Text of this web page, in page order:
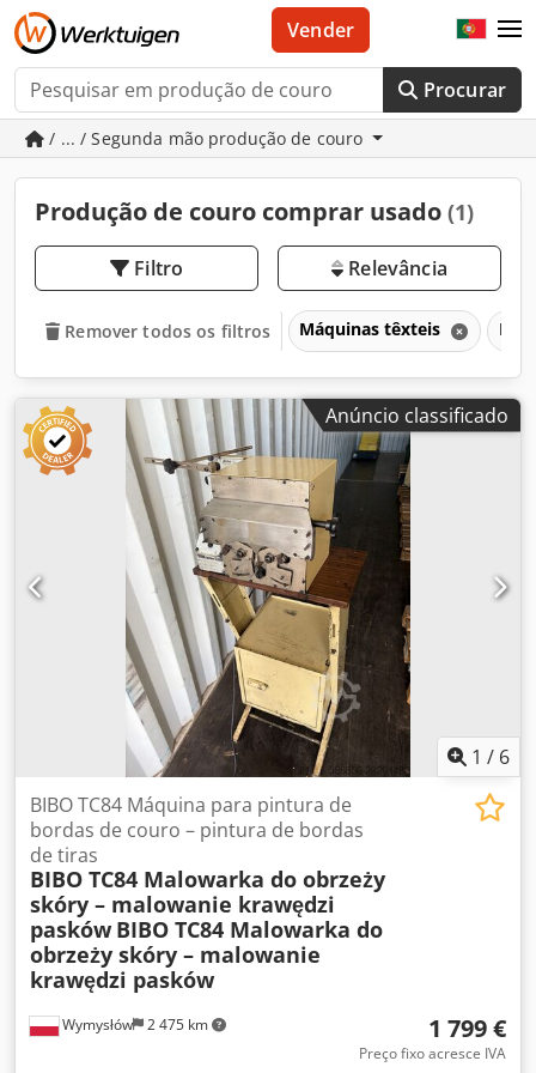
Procurar
Vender
/ ... / Segunda mão produção de couro
Produção de couro comprar usado (1)
Filtro Relevância
Remover todos os filtros Máquinas têxteis
Anúncio classificado
1 / 6
Wymysłów 2 475 km
BIBO TC84 Máquina para pintura de
bordas de couro – pintura de bordas
de tiras
BIBO TC84 Malowarka do obrzeży
skóry – malowanie krawędzi
pasków BIBO TC84 Malowarka do
obrzeży skóry – malowanie
krawędzi pasków
1 799 €
Preço fixo acresce IVA